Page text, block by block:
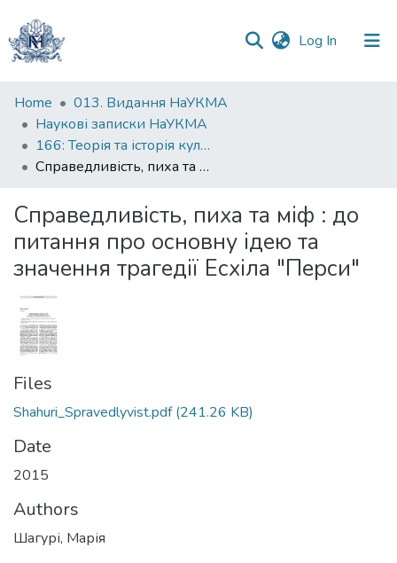
Log In (current)
Communities
&
Collections
All of DSpace
Statistics
Home
013. Видання НаУКМА
Наукові записки НаУКМА
166: Теорія та історія культури
Справедливість, пиха та міф : до питання про основну ідею та значення трагедії Есхіла "Перси"
Справедливість, пиха та міф : до
питання про основну ідею та
значення трагедії Есхіла "Перси"
Files
Shahuri_Spravedlyvist.pdf(241.26 KB)
Date
2015
Authors
Шагурі, Марія